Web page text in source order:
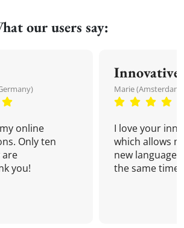
our users say:
online
Only ten
are
you!
Innovative
Marie
I love your
which allows
new language
the same time!